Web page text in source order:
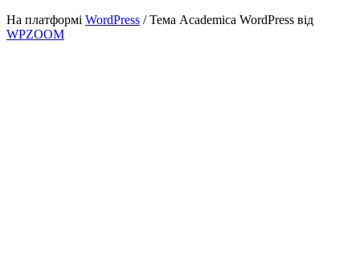
На платформі WordPress / Тема Academica WordPress від
WPZOOM